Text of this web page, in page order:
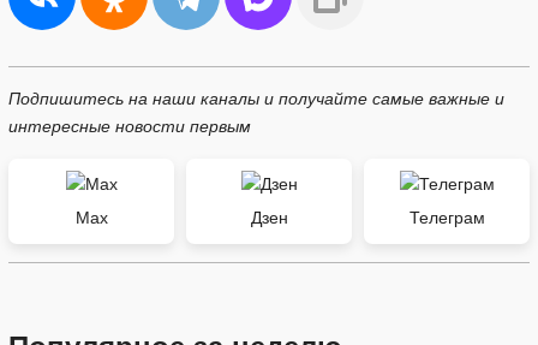
Подпишитесь на наши каналы и получайте самые важные и
интересные новости первым
Max Дзен Телеграм